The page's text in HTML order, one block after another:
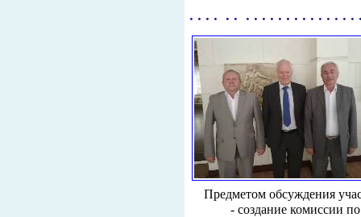
. . . . . . . . . . . . . . . . . . . .
Предметом обсуждения
- создание комиссии